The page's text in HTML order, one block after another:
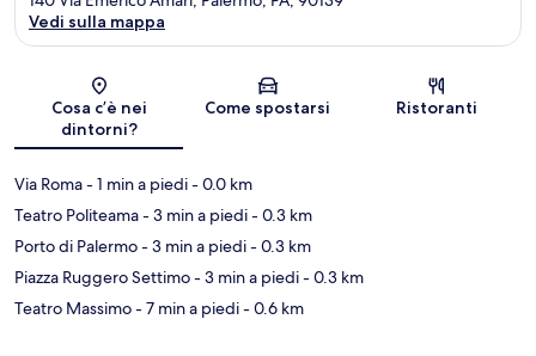
Mappa
Vedi sulla mappa
Cosa c’è nei
dintorni?
Come spostarsi Ristoranti
Via Roma- 1 min a piedi- 0.0 km
Teatro Politeama- 3 min a piedi- 0.3 km
Porto di Palermo- 3 min a piedi- 0.3 km
Piazza Ruggero Settimo- 3 min a piedi- 0.3 km
Teatro Massimo- 7 min a piedi- 0.6 km